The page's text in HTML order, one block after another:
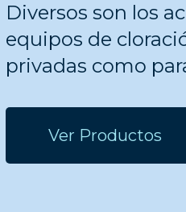
Diversos son los
equipos de
privadas como
Ver Productos